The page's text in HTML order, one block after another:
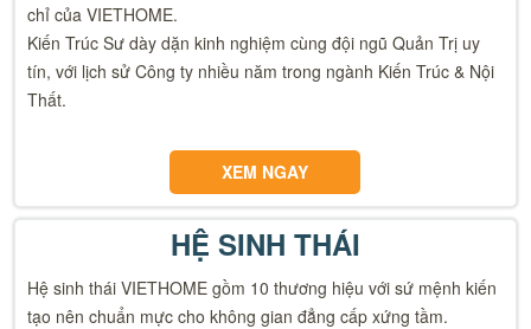
chỉ của VIETHOME.
Kiến Trúc Sư dày dặn kinh nghiệm cùng đội ngũ Quản Trị uy
tín, với lịch sử Công ty nhiều năm trong ngành Kiến Trúc & Nội
Thất.
XEM NGAY
HỆ SINH THÁI
Hệ sinh thái VIETHOME gồm 10 thương hiệu với sứ mệnh kiến
tạo nên chuẩn mực cho không gian đẳng cấp xứng tầm.